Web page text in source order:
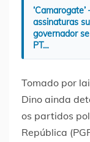
assinaturas
governador
PT…
Tomado por
Dino ainda
os partidos
República